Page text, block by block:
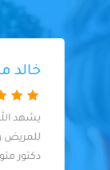
خالد
يشهد الله
للمريض
دكتور